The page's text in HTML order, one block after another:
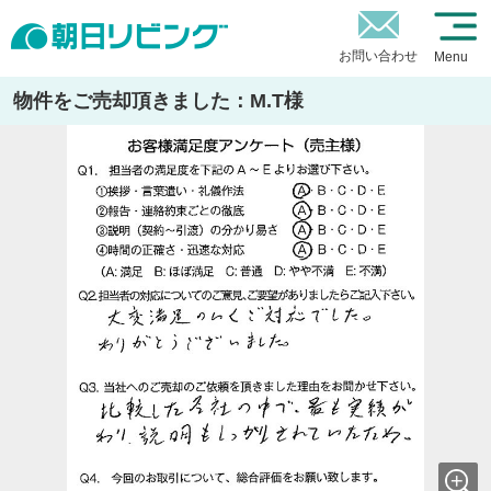
お問い合わせ Menu
物件をご売却頂きました：M.T様